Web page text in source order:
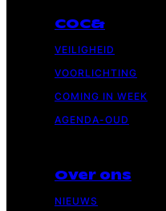
COC&
VEILIGHEID
VOORLICHTING
COMING IN WEEK
AGENDA-OUD
Over ons
NIEUWS